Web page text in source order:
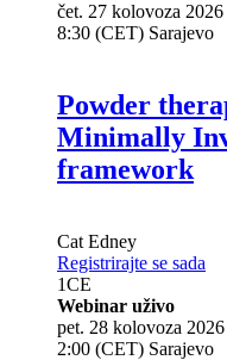
čet. 27 kolovoza 2026
8:30 (CET) Sarajevo
Powder
Minimally
framework
Cat Edney
Registrirajte se sada
1CE
Webinar uživo
pet. 28 kolovoza 2026
2:00 (CET) Sarajevo